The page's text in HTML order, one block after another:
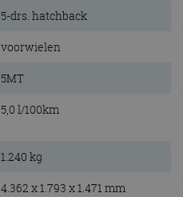
5-drs. hatchback
voorwielen
5MT
5,0 l/100km
1.240 kg
4.362 x 1.793 x 1.471 mm